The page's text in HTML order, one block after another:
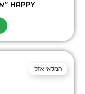
HAPPY “אמייל” תלוי על קיר 4499
המלאי אזל